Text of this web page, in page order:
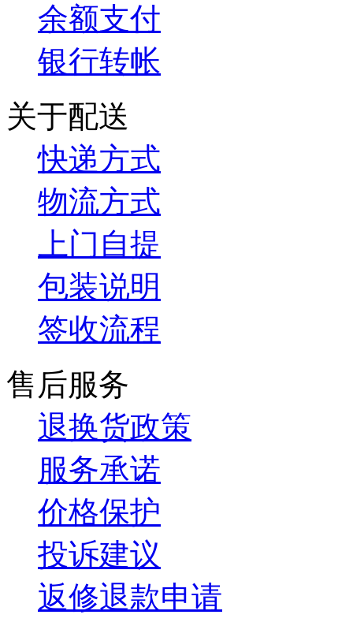
余额支付
银行转帐
关于配送
快递方式
物流方式
上门自提
包装说明
签收流程
售后服务
退换货政策
服务承诺
价格保护
投诉建议
返修退款申请